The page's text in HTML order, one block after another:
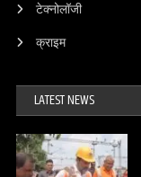
टेक्नोलॉजी
क्राइम
LATEST NEWS